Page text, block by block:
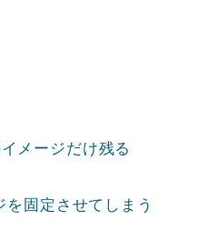
メージだけ残る
固定させてしまう